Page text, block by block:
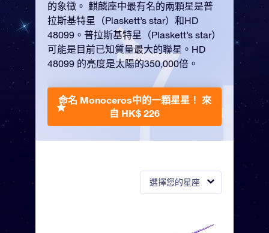
選擇您的星座
的象徵。 麒麟座中最有名的兩顆星是普
拉斯基特星（Plaskett’s star）和HD
48099。普拉斯基特星（Plaskett’s star）
可能是目前已知質量最大的聯星。HD
48099 的亮度是太陽的350,000倍。
命名 Monoceros中的一顆星星！ 來
自 HK$ 226